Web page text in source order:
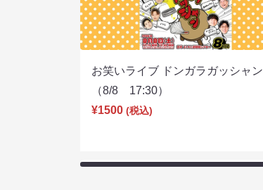
お笑いライブ ドンガラガッシャン
（8/8 17:30）
¥1500 (税込)